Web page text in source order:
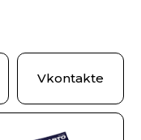
Vkontakte